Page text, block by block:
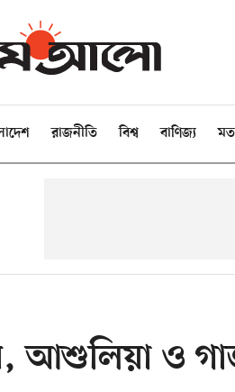
রাজনীতি বিশ্ব বাণিজ্য
আশুলিয়া ও